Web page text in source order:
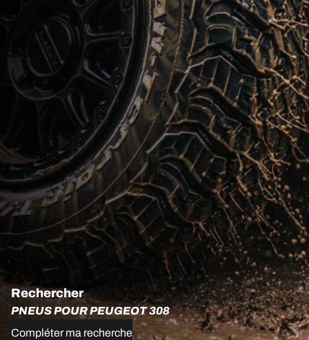
Rechercher
PNEUS POUR PEUGEOT 308
Compléter ma recherche